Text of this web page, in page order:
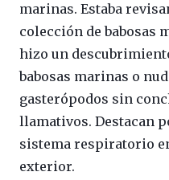
marinas. Estaba
colección de babosas
hizo un
babosas marinas o
gasterópodos sin
llamativos. Destacan
sistema respiratorio
exterior.